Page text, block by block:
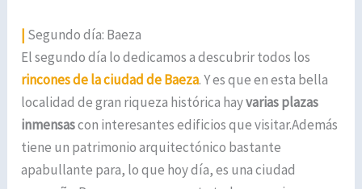
| Segundo día: Baeza
El segundo día lo dedicamos a descubrir todos los
rincones de la ciudad de Baeza. Y es que en esta bella
localidad de gran riqueza histórica hayvarias plazas
inmensascon interesantes edificios que visitar.Además
tiene un patrimonio arquitectónico bastante
apabullante para, lo que hoy día, es una ciudad